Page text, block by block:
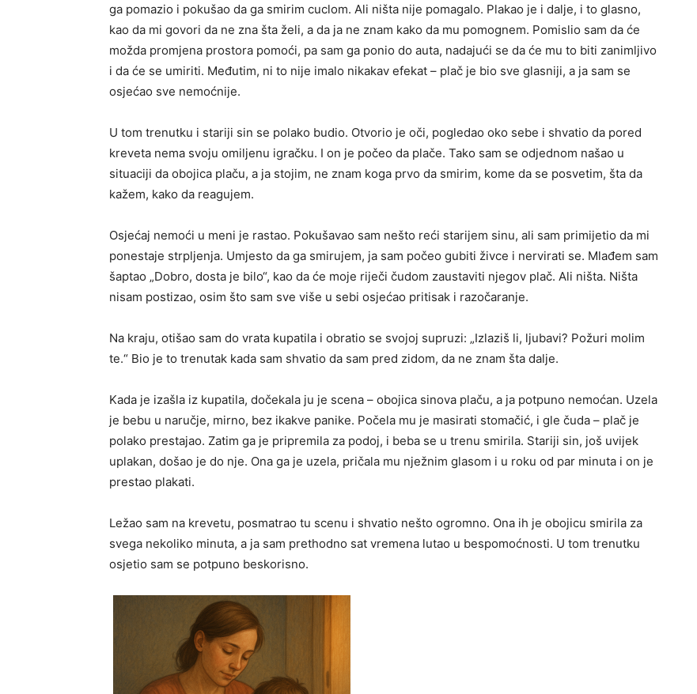
ga pomazio i pokušao da ga smirim cuclom. Ali ništa nije pomagalo. Plakao je i dalje, i to glasno,
kao da mi govori da ne zna šta želi, a da ja ne znam kako da mu pomognem. Pomislio sam da će
možda promjena prostora pomoći, pa sam ga ponio do auta, nadajući se da će mu to biti zanimljivo
i da će se umiriti. Međutim, ni to nije imalo nikakav efekat – plač je bio sve glasniji, a ja sam se
osjećao sve nemoćnije.
U tom trenutku i stariji sin se polako budio. Otvorio je oči, pogledao oko sebe i shvatio da pored
kreveta nema svoju omiljenu igračku. I on je počeo da plače. Tako sam se odjednom našao u
situaciji da obojica plaču, a ja stojim, ne znam koga prvo da smirim, kome da se posvetim, šta da
kažem, kako da reagujem.
Osjećaj nemoći u meni je rastao. Pokušavao sam nešto reći starijem sinu, ali sam primijetio da mi
ponestaje strpljenja. Umjesto da ga smirujem, ja sam počeo gubiti živce i nervirati se. Mlađem sam
šaptao „Dobro, dosta je bilo“, kao da će moje riječi čudom zaustaviti njegov plač. Ali ništa. Ništa
nisam postizao, osim što sam sve više u sebi osjećao pritisak i razočaranje.
Na kraju, otišao sam do vrata kupatila i obratio se svojoj supruzi: „Izlaziš li, ljubavi? Požuri molim
te.“ Bio je to trenutak kada sam shvatio da sam pred zidom, da ne znam šta dalje.
Kada je izašla iz kupatila, dočekala ju je scena – obojica sinova plaču, a ja potpuno nemoćan. Uzela
je bebu u naručje, mirno, bez ikakve panike. Počela mu je masirati stomačić, i gle čuda – plač je
polako prestajao. Zatim ga je pripremila za podoj, i beba se u trenu smirila. Stariji sin, još uvijek
uplakan, došao je do nje. Ona ga je uzela, pričala mu nježnim glasom i u roku od par minuta i on je
prestao plakati.
Ležao sam na krevetu, posmatrao tu scenu i shvatio nešto ogromno. Ona ih je obojicu smirila za
svega nekoliko minuta, a ja sam prethodno sat vremena lutao u bespomoćnosti. U tom trenutku
osjetio sam se potpuno beskorisno.